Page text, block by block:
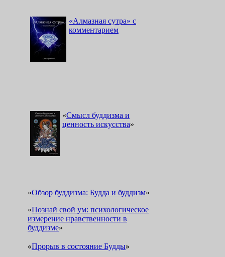
«Алмазная сутра» с
комментарием
«Смысл буддизма и
ценность искусства»
«Обзор буддизма: Будда и буддизм»
«Познай свой ум: психологическое
измерение нравственности в
буддизме»
«Прорыв в состояние Будды»